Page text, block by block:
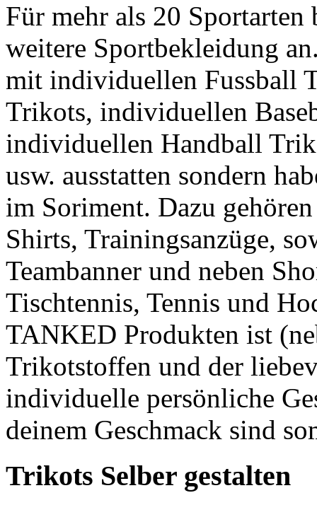
Für mehr als 20
weitere Sportbekleidung
mit individuellen Fussball
Trikots, individuellen
individuellen Handball
usw. ausstatten sondern
im Soriment. Dazu
Shirts, Trainingsanzüge,
Teambanner und neben
Tischtennis, Tennis und
TANKED Produkten ist
Trikotstoffen und der
individuelle persönliche
deinem Geschmack sind
Trikots Selber gestalten